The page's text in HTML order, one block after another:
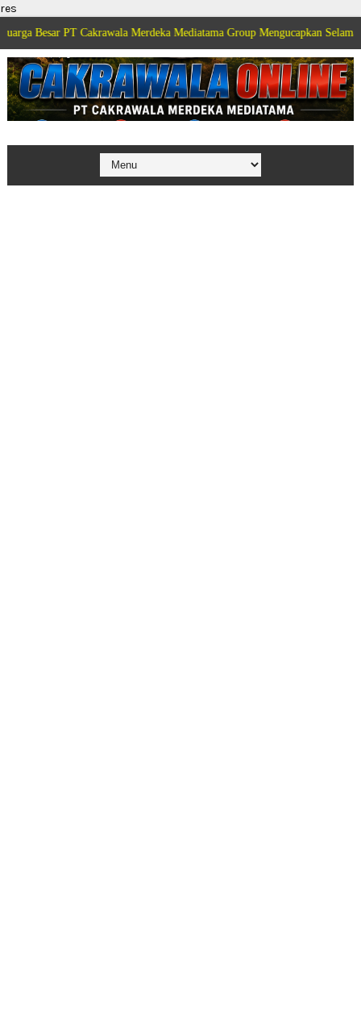
res
Cakrawala Merdeka Mediatama Group Mengucapkan Selamat Dirgahayu